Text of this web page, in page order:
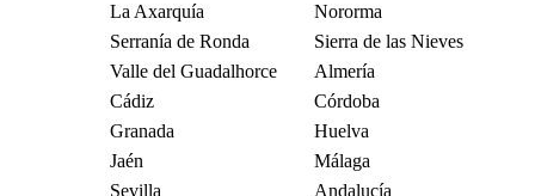
La Axarquía
Nororma
Serranía de Ronda
Sierra de las Nieves
Valle del Guadalhorce
Almería
Cádiz
Córdoba
Granada
Huelva
Jaén
Málaga
Sevilla
Andalucía